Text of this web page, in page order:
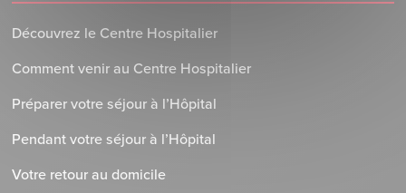
Découvrez le Centre Hospitalier
Comment venir au Centre Hospitalier
Préparer votre séjour à l’Hôpital
Pendant votre séjour à l’Hôpital
Votre retour au domicile